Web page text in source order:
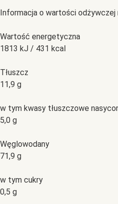
Informacja o wartości
Wartość energetyczna
1813 kJ / 431 kcal
Tłuszcz
11,9 g
w tym kwasy tłuszczowe
5,0 g
Węglowodany
71,9 g
w tym cukry
0,5 g